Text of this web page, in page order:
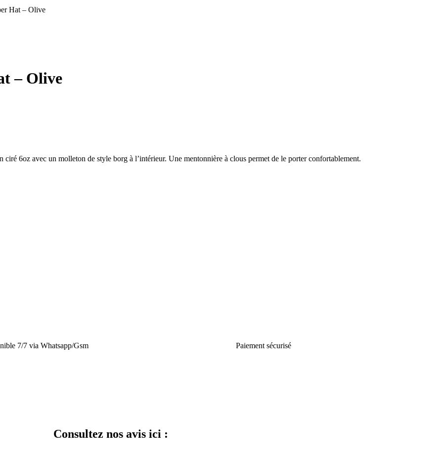
Hat – Olive
– Olive
6oz avec un molleton de style borg à l’intérieur. Une mentonnière à clous permet de le porter confortablement.
7/7 via Whatsapp/Gsm Paiement sécurisé
Consultez nos avis ici :